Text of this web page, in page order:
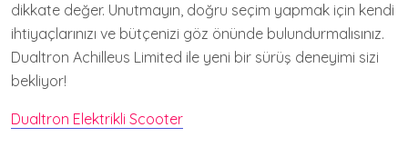
dikkate değer. Unutmayın, doğru seçim yapmak için kendi
ihtiyaçlarınızı ve bütçenizi göz önünde bulundurmalısınız.
Dualtron Achilleus Limited ile yeni bir sürüş deneyimi sizi
bekliyor!
Dualtron Elektrikli Scooter